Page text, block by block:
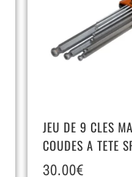
JEU DE 9 CLES
COUDES A TETE
30.00€